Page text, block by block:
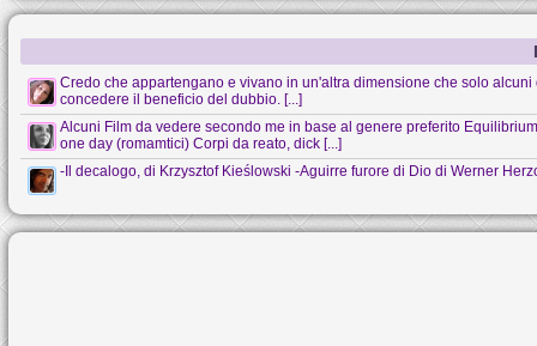
Credo che appartengano e vivano in un'altra dimensione che solo
concedere il beneficio del dubbio. [...]
Alcuni Film da vedere secondo me in base al genere preferito
one day (romamtici) Corpi da reato, dick [...]
-Il decalogo, di Krzysztof Kieślowski -Aguirre furore di Dio di Werner